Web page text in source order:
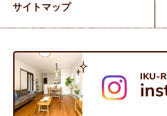
サイトマップ